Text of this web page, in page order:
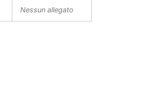
Nessun allegato